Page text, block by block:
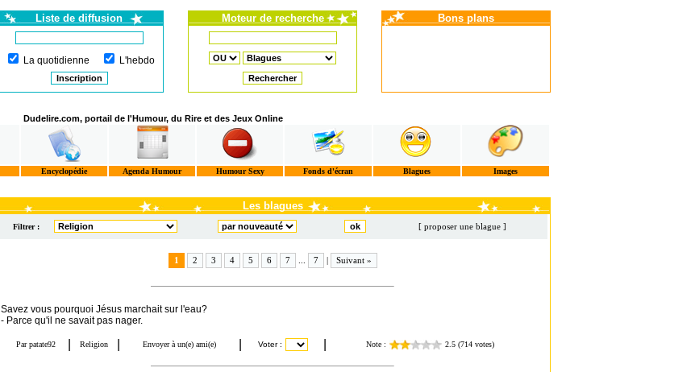
Liste de diffusion
La quotidienne L'hebdo
Moteur de recherche Bons plans
Dudelire.com, portail de l'Humour, du Rire et des Jeux Online
Encyclopédie Agenda Humour Humour Sexy Fonds d'écran Blagues Images
Les blagues
Filtrer : [ proposer une blague ]
1 2 3 4 5 6 7 7 | Suivant »
Savez vous pourquoi Jésus marchait sur l'eau?
- Parce qu'il ne savait pas nager.